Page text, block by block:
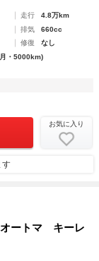
走行
4.8万km
排気
660cc
修復
なし
・5000km)
お気に入り
す
ートマ キーレ